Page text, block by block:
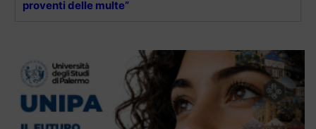
proventi delle multe”